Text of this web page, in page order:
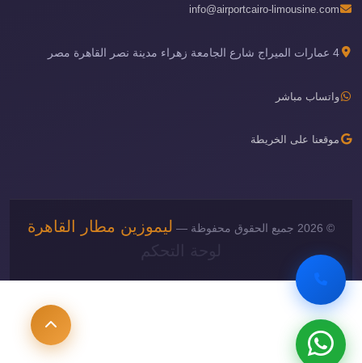
info@airportcairo-limousine.com
4 عمارات الميراج شارع الجامعة زهراء مدينة نصر القاهرة مصر
واتساب مباشر
موقعنا على الخريطة
© 2026 جميع الحقوق محفوظة —
ليموزين مطار القاهرة